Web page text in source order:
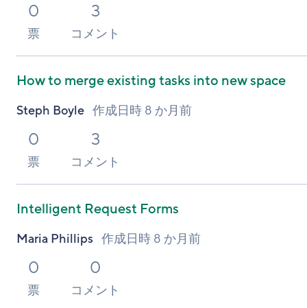
0
票
3
コメント
How to merge existing tasks into new space
Steph Boyle 作成日時 8 か月前
0
票
3
コメント
Intelligent Request Forms
Maria Phillips 作成日時 8 か月前
0
票
0
コメント